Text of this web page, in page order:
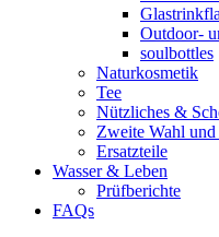
Outdoor-
soulbottles
Naturkosmetik
Tee
Nützliches &
Zweite Wahl
Ersatzteile
Wasser & Leben
Prüfberichte
FAQs